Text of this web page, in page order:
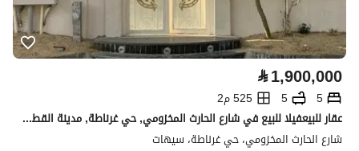
⃁1,900,000
5
5
525 م2
عقار للبيعفيلا للبيع في شارع الحارث المخزومي, حي غرناطة, مدينة القطيف, المنطقة الشرقية
شارع الحارث المخزومي، حي غرناطة، سيهات